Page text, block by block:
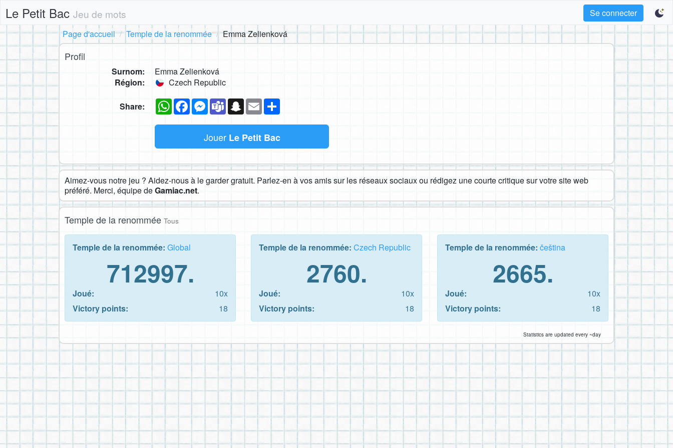
Le Petit Bac Jeu de mots
Se connecter
Page d'accueil
Temple de la renommée Emma Zelienková
Profil
Surnom:
Emma Zelienková
Région:
Czech Republic
Share: WhatsAppFacebookMessenger
TeamsSnapchat
Email
Jouer Le Petit Bac
Aimez-vous notre jeu ? Aidez-nous à le garder gratuit. Parlez-en à vos amis sur les réseaux sociaux ou rédigez une courte critique sur votre site web
préféré. Merci, équipe deGamiac.net.
Temple de la renommée Tous
Temple de la renommée: Global
712997.
Joué:
10x
Victory points:
18
Temple de la renommée: Czech Republic
2760.
Joué:
10x
Victory points:
18
Temple de la renommée: čeština
2665.
Joué:
10x
Victory points:
18
Statistics are updated every ~day